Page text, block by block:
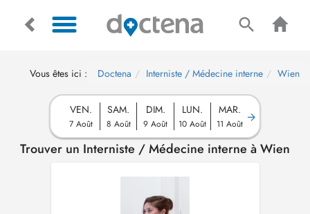
Vous êtes ici : Doctena Interniste / Médecine interne Wien
VEN.
7 Août
SAM.
8 Août
DIM.
9 Août
LUN.
10 Août
MAR.
11 Août
Trouver un Interniste / Médecine interne à Wien